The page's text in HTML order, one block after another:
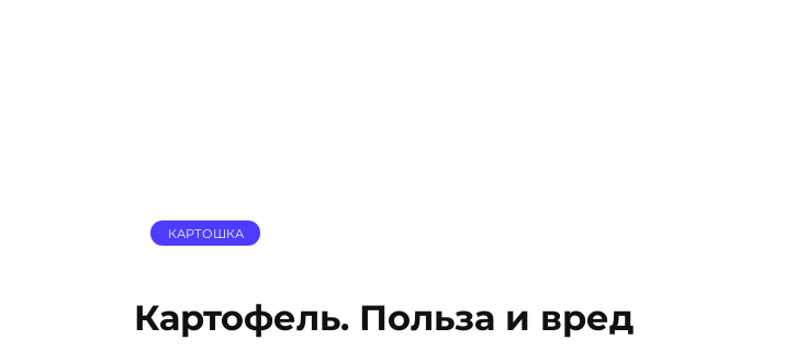
КАРТОШКА
Картофель. Польза и вред